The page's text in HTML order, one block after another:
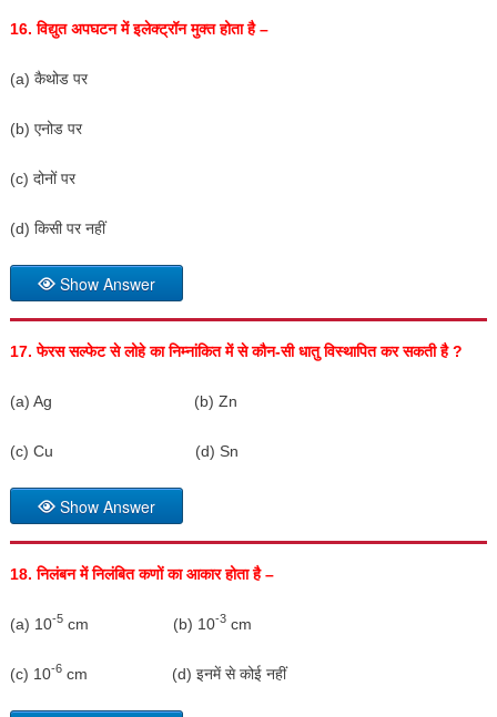
16.विद्युत अपघटन में इलेक्ट्रॉन मुक्त होता है –
(a) कैथोड पर
(b) एनोड पर
(c) दोनों पर
(d) किसी पर नहीं
Show Answer
17.फेरस सल्फेट से लोहे का निम्नांकित में से कौन-सी धातु विस्थापित कर सकती है?
(a) Ag (b) Zn
(c) Cu (d) Sn
Show Answer
18.निलंबन में निलंबित कणों का आकार होता है –
(a) 10-5cm (b) 10-3cm
(c) 10-6cm (d) इनमें से कोई नहीं